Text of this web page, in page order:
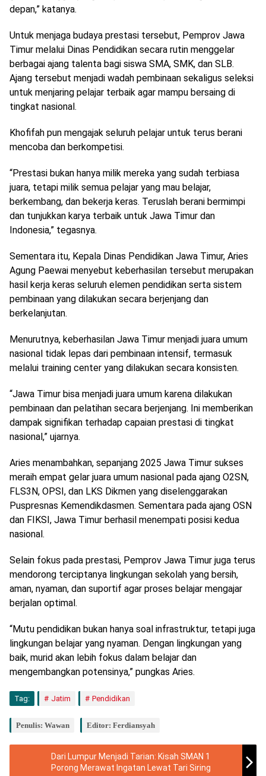
depan,” katanya.
Untuk menjaga budaya prestasi tersebut, Pemprov Jawa
Timur melalui Dinas Pendidikan secara rutin menggelar
berbagai ajang talenta bagi siswa SMA, SMK, dan SLB.
Ajang tersebut menjadi wadah pembinaan sekaligus seleksi
untuk menjaring pelajar terbaik agar mampu bersaing di
tingkat nasional.
Khofifah pun mengajak seluruh pelajar untuk terus berani
mencoba dan berkompetisi.
“Prestasi bukan hanya milik mereka yang sudah terbiasa
juara, tetapi milik semua pelajar yang mau belajar,
berkembang, dan bekerja keras. Teruslah berani bermimpi
dan tunjukkan karya terbaik untuk Jawa Timur dan
Indonesia,” tegasnya.
Sementara itu, Kepala Dinas Pendidikan Jawa Timur, Aries
Agung Paewai menyebut keberhasilan tersebut merupakan
hasil kerja keras seluruh elemen pendidikan serta sistem
pembinaan yang dilakukan secara berjenjang dan
berkelanjutan.
Menurutnya, keberhasilan Jawa Timur menjadi juara umum
nasional tidak lepas dari pembinaan intensif, termasuk
melalui training center yang dilakukan secara konsisten.
“Jawa Timur bisa menjadi juara umum karena dilakukan
pembinaan dan pelatihan secara berjenjang. Ini memberikan
dampak signifikan terhadap capaian prestasi di tingkat
nasional,” ujarnya.
Aries menambahkan, sepanjang 2025 Jawa Timur sukses
meraih empat gelar juara umum nasional pada ajang O2SN,
FLS3N, OPSI, dan LKS Dikmen yang diselenggarakan
Puspresnas Kemendikdasmen. Sementara pada ajang OSN
dan FIKSI, Jawa Timur berhasil menempati posisi kedua
nasional.
Selain fokus pada prestasi, Pemprov Jawa Timur juga terus
mendorong terciptanya lingkungan sekolah yang bersih,
aman, nyaman, dan suportif agar proses belajar mengajar
berjalan optimal.
“Mutu pendidikan bukan hanya soal infrastruktur, tetapi juga
lingkungan belajar yang nyaman. Dengan lingkungan yang
baik, murid akan lebih fokus dalam belajar dan
mengembangkan potensinya,” pungkas Aries.
Tag: Jatim Pendidikan
Penulis: Wawan Editor: Ferdiansyah
Dari Lumpur Menjadi Tarian: Kisah SMAN 1
Porong Merawat Ingatan Lewat Tari Siring